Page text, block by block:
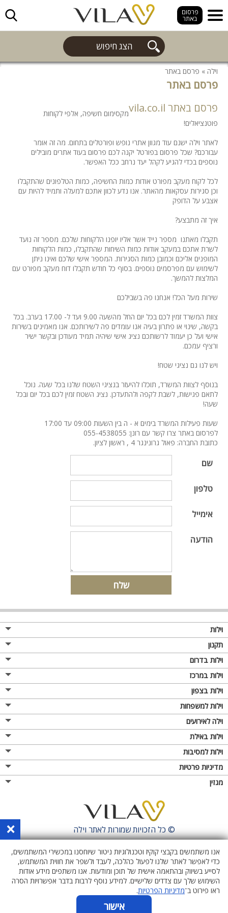
פרסום
באתר
הצג חיפוש
חפש
וילה » פרסם באתר
פרסם באתר
פרסם באתר vila.co.il
מקסימום חשיפה, אלפי לקוחות
פוטנציאלים!
לאתר וילה ישנם עוד מגוון אתרי נופש ופורטלים בתחום. מה זה אומר
עבורכם? שכל פרסום בפורטל יקנה לכם פרסום בעוד אתרים מובילים
נוספים בכדי להגיע לקהל יעד נרחב ככל האפשר.
לכל לקוח מעקב מפורט אודות כמות החשיפה, כמות הטלפונים שהתקבלו
וכן סגירות עסקאות מהאתר. אנו נדע לכוון אתכם למעלה ותמיד להיות עם
אצבע על הדופק
איך זה מתבצע?
תקבלו מאתנו מספר נייד אשר אליו יופנו הלקוחות שלכם. מספר זה נועד
לשרת אתכם במעקב אודות כמות השיחות שהתקבלו, כמות הלקוחות
המופנים אליכם וכמובן כמות הסגירות. המספר אישי שלכם ואינו ניתן
לשימוש עם מפרסמים נוספים. בסוף כל חודש תקבלו דוח מעקב מפורט עם
המלצות להמשך.
שירות מעל הכל! אנחנו פה בשבילכם
צוות המשרד זמין לכם בכל יום החל מהשעה 9.00 ועד ל- 17.00 בערב. בכל
בקשה, שינוי או פתרון בעיה אנו עומדים פה לשירותכם. אנו מאמינים בשירות
אישי ועל כן יעמוד לרשותכם נציג אישי שיהיה תמיד מעודכן ובקשר ישיר
ורציף עמכם.
ויש לנו גם נציגי שטח!
בנוסף לצוות המשרד, תוכלו להיעזר בנציגי השטח שלנו בכל שעה. נוכל
לתאם פגישות, לשבת לקפה ולהתעדכן. נציג השטח זמין לכם בכל יום ובכל
שעה!
שעות פעילות המשרד בימים א - ה בין השעות 09:00 עד 17:00
לפרסום באתר צרו קשר עם רונן: 055-4538055
כתובת החברה: פאול גרונינגר 4 , ראשון לציון.
שם
טלפון
אימייל
הודעה
וילות
תקנון
וילות בדרום
וילות במרכז
וילות בצפון
וילות למשפחות
וילה לאירועים
וילות באילת
וילות למסיבות
מדיניות פרטיות
מגזין
© כל הזכויות שמורות לאתרוילה ×
אנו משתמשים בקבצי קוקיז וטכנולוגיות ניטור שיוחסנו במכשירי המשתמשים,
כדי לאפשר לאתר שלנו לפעול כהלכה, לעבד ולשפר את חווית המשתמש,
לסייע בשיווק ובהתאמה אישית של תוכן ומודעות. אנו משתפים מידע אודות
השימוש שלך עם צדדים שלישיים. למידע נוסף לרבות בדבר אפשרויות הסרה
ראו פירוט ב־מדיניות הפרטיות.
אישור